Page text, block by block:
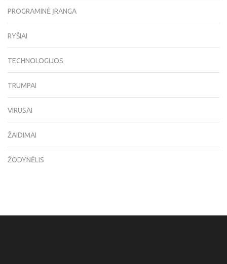
PROGRAMINĖ ĮRANGA
RYŠIAI
TECHNOLOGIJOS
TRUMPAI
VIRUSAI
ŽAIDIMAI
ŽODYNĖLIS